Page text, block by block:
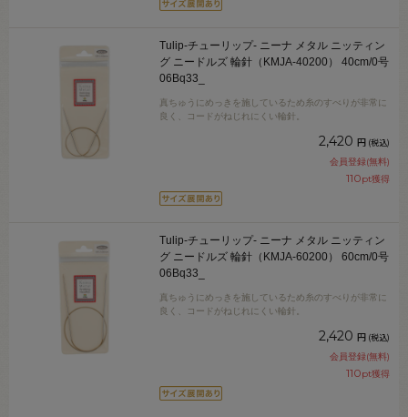
Tulip-チューリップ- ニーナ メタル ニッティン
グ ニードルズ 輪針（KMJA-40200） 40cm/0号
06Bq33_
真ちゅうにめっきを施しているため糸のすべりが非常に
良く、コードがねじれにくい輪針。
2,420 円 (税込)
会員登録(無料)
110pt獲得
Tulip-チューリップ- ニーナ メタル ニッティン
グ ニードルズ 輪針（KMJA-60200） 60cm/0号
06Bq33_
真ちゅうにめっきを施しているため糸のすべりが非常に
良く、コードがねじれにくい輪針。
2,420 円 (税込)
会員登録(無料)
110pt獲得